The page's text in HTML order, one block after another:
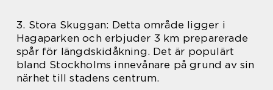
3. Stora Skuggan: Detta område ligger i
Hagaparken och erbjuder 3 km preparerade
spår för längdskidåkning. Det är populärt
bland Stockholms innevånare på grund av sin
närhet till stadens centrum.